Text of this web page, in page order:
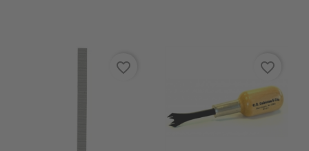
favorite_border favorite_border